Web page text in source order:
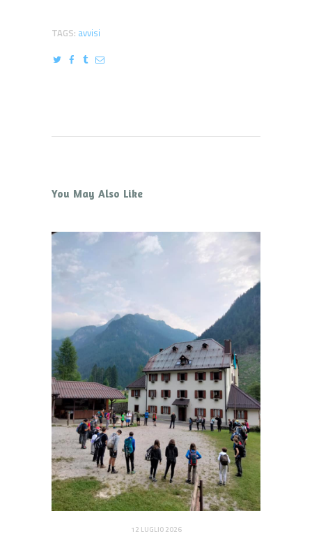
TAGS: avvisi
You May Also Like
12 LUGLIO 2026